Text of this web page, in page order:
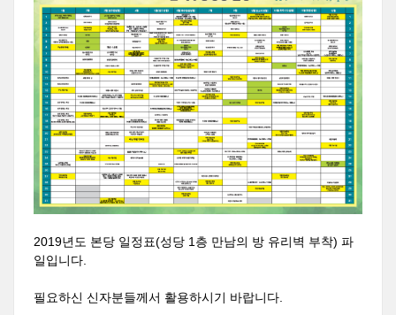
2019년도 본당 일정표(성당 1층 만남의 방 유리벽 부착) 파
일입니다.
필요하신 신자분들께서 활용하시기 바랍니다.